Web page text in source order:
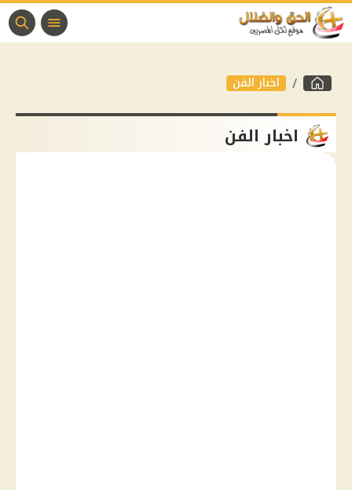
اخبار الفن
اخبار الفن